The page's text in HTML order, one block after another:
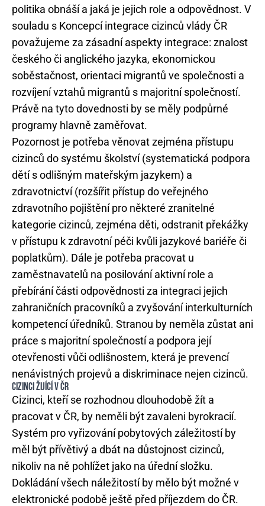
politika obnáší a jaká je jejich role a odpovědnost. V
souladu s Koncepcí integrace cizinců vlády ČR
považujeme za zásadní aspekty integrace: znalost
českého či anglického jazyka, ekonomickou
soběstačnost, orientaci migrantů ve společnosti a
rozvíjení vztahů migrantů s majoritní společností.
Právě na tyto dovednosti by se měly podpůrné
programy hlavně zaměřovat.
Pozornost je potřeba věnovat zejména přístupu
cizinců do systému školství (systematická podpora
dětí s odlišným mateřským jazykem) a
zdravotnictví (rozšířit přístup do veřejného
zdravotního pojištění pro některé zranitelné
kategorie cizinců, zejména děti, odstranit překážky
v přístupu k zdravotní péči kvůli jazykové bariéře či
poplatkům). Dále je potřeba pracovat u
zaměstnavatelů na posilování aktivní role a
přebírání části odpovědnosti za integraci jejich
zahraničních pracovníků a zvyšování interkulturních
kompetencí úředníků. Stranou by neměla zůstat ani
práce s majoritní společností a podpora její
otevřenosti vůči odlišnostem, která je prevencí
nenávistných projevů a diskriminace nejen cizinců.
CIZINCI ŽIJÍCÍ V ČR
Cizinci, kteří se rozhodnou dlouhodobě žít a
pracovat v ČR, by neměli být zavaleni byrokracií.
Systém pro vyřizování pobytových záležitostí by
měl být přívětivý a dbát na důstojnost cizinců,
nikoliv na ně pohlížet jako na úřední složku.
Dokládání všech náležitostí by mělo být možné v
elektronické podobě ještě před příjezdem do ČR.